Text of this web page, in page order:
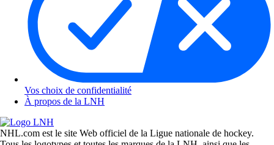
Vos choix de confidentialité
À propos de la LNH
NHL.com est le site Web officiel de la Ligue nationale de hockey.